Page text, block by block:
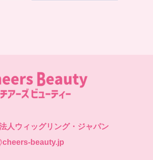
人ウィッグリング・ジャパン
beauty.jp